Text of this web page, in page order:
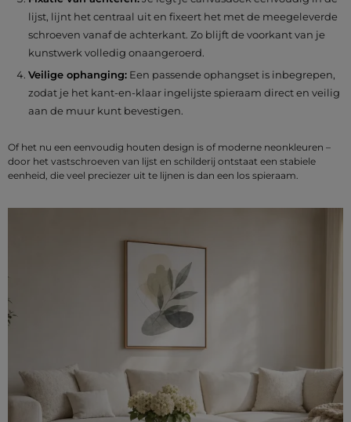
lijst, lijnt het centraal uit en fixeert het met de meegeleverde
schroeven vanaf de achterkant. Zo blijft de voorkant van je
kunstwerk volledig onaangeroerd.
Veilige ophanging:Een passende ophangset is inbegrepen,
zodat je het kant-en-klaar ingelijste spieraam direct en veilig
aan de muur kunt bevestigen.
Of het nu een eenvoudig houten design is of moderne neonkleuren –
door het vastschroeven van lijst en schilderij ontstaat een stabiele
eenheid, die veel preciezer uit te lijnen is dan een los spieraam.